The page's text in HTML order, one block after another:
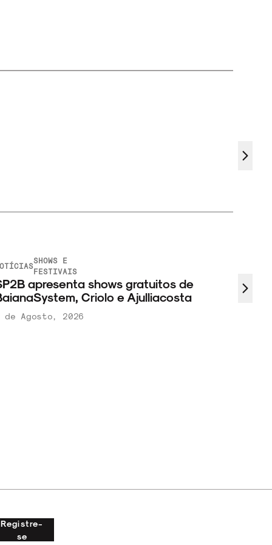
SHOWS E
FESTIVAIS
apresenta shows gratuitos de
Criolo e Ajulliacosta
de Agosto, 2026
Registre-
se